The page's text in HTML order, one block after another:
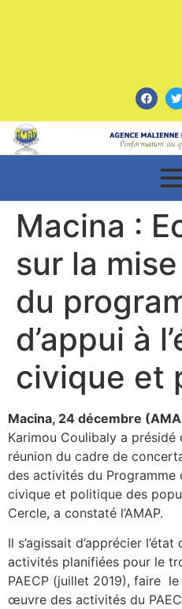
Macina :
sur la
du
d’appui à
civique et
Macina, 24 décembre
Karimou Coulibaly a présidé
réunion du cadre de
des activités du Programme
civique et politique des
Cercle, a constaté l’AMAP.
Il s’agissait d’apprécier
activités planifiées pour le
PAECP (juillet 2019), faire
œuvre des activités du